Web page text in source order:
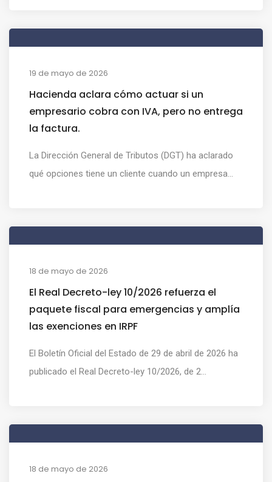
19 de mayo de 2026
Hacienda aclara cómo actuar si un
empresario cobra con IVA, pero no entrega
la factura.
La Dirección General de Tributos (DGT) ha aclarado
qué opciones tiene un cliente cuando un empresa...
18 de mayo de 2026
El Real Decreto-ley 10/2026 refuerza el
paquete fiscal para emergencias y amplía
las exenciones en IRPF
El Boletín Oficial del Estado de 29 de abril de 2026 ha
publicado el Real Decreto-ley 10/2026, de 2...
18 de mayo de 2026